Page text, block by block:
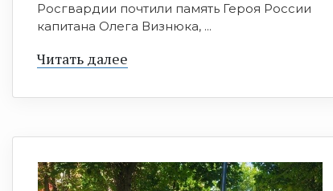
Росгвардии почтили память Героя России
капитана Олега Визнюка, ...
Читать далее